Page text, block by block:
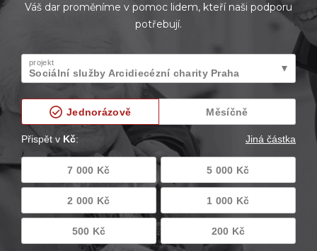
Váš dar proměníme v pomoc lidem, kteří naši podporu
potřebují.